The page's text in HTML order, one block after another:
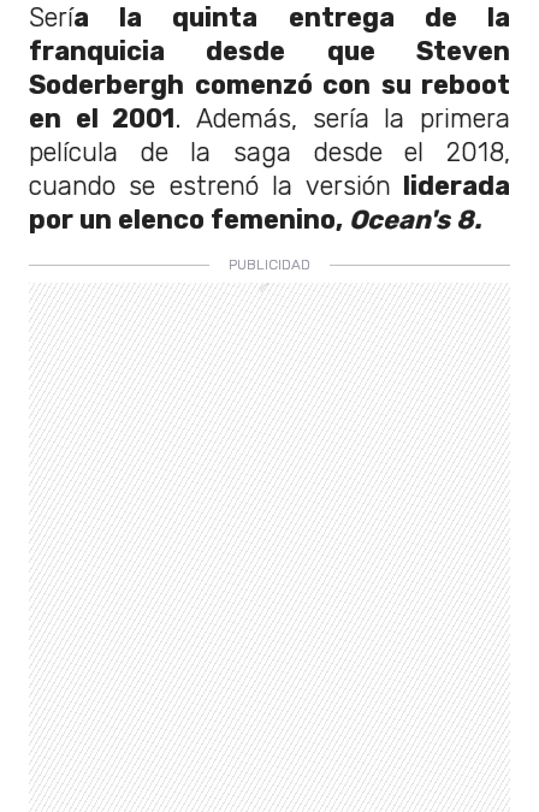
Sería la quinta entrega de la
franquicia desde que Steven
Soderbergh comenzó con su reboot
en el 2001. Además, sería la primera
película de la saga desde el 2018,
cuando se estrenó la versión liderada
por un elenco femenino, Ocean's 8.